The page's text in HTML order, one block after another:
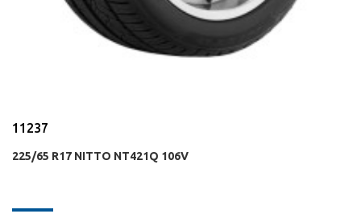
11237
225/65 R17 NITTO NT421Q 106V